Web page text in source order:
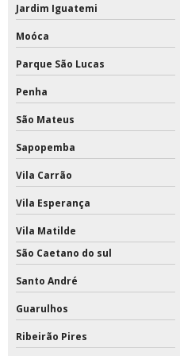
Jardim Iguatemi
Moóca
Parque São Lucas
Penha
São Mateus
Sapopemba
Vila Carrão
Vila Esperança
Vila Matilde
São Caetano do sul
Santo André
Guarulhos
Ribeirão Pires